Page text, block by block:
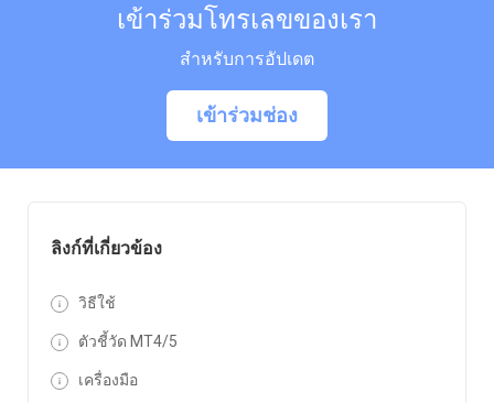
ลิงก์ที่เกี่ยวข้อง
วิธีใช้
ตัวชี้วัด MT4/5
เครื่องมือ
เข้าร่วมโทรเลขของเรา
สำหรับการอัปเดต
เข้าร่วมช่อง